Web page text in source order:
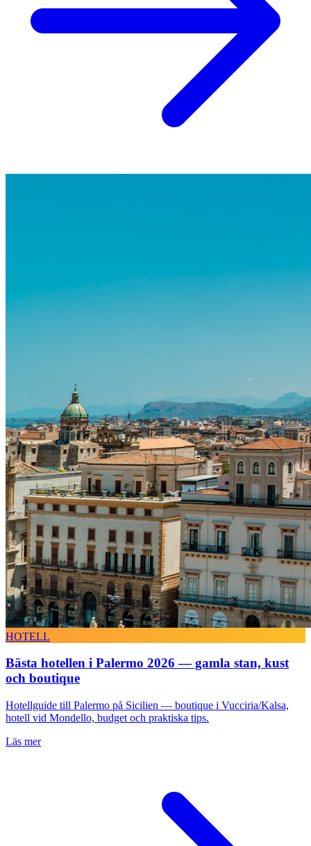
HOTELL
Bästa hotellen i Palermo 2026 — gamla stan, kust
och boutique
Hotellguide till Palermo på Sicilien — boutique i Vucciria/Kalsa,
hotell vid Mondello, budget och praktiska tips.
Läs mer